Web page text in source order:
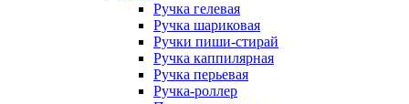
Ручка гелевая
Ручка шариковая
Ручки пиши-стирай
Ручка каппилярная
Ручка перьевая
Ручка-роллер